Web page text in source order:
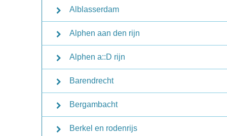
Alblasserdam
Alphen aan den rijn
Alphen a::D rijn
Barendrecht
Bergambacht
Berkel en rodenrijs